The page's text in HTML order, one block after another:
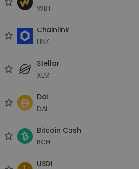
WBT
Chainlink
LINK
Stellar
XLM
Dai
DAI
Bitcoin Cash
BCH
USD1